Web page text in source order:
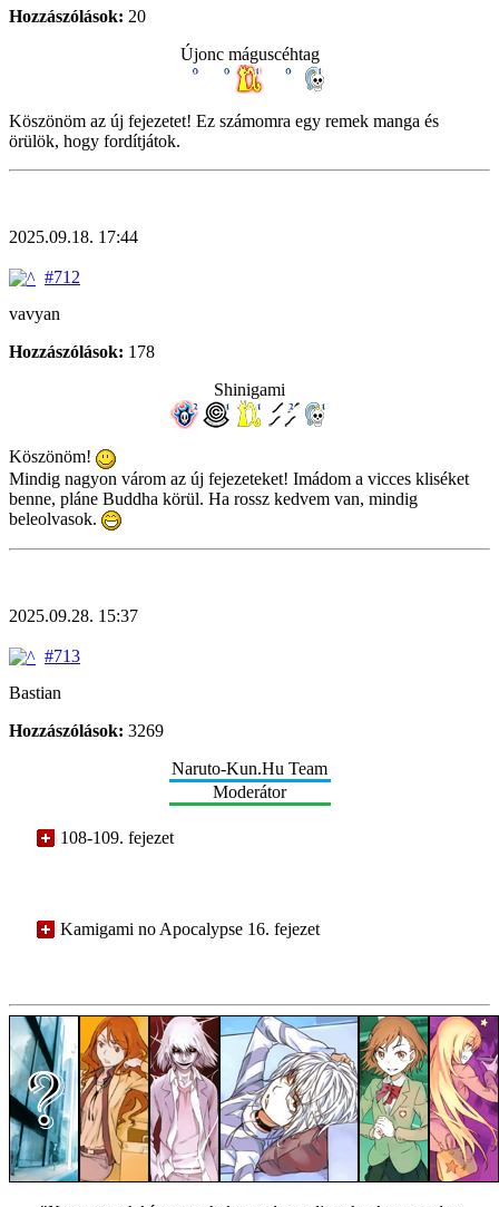
Hozzászólások: 20
Újonc máguscéhtag
Köszönöm az új fejezetet! Ez számomra egy remek manga és
örülök, hogy fordítjátok.
2025.09.18. 17:44
#712
vavyan
Hozzászólások: 178
Shinigami
Köszönöm!
Mindig nagyon várom az új fejezeteket! Imádom a vicces kliséket
benne, pláne Buddha körül. Ha rossz kedvem van, mindig
beleolvasok.
2025.09.28. 15:37
#713
Bastian
Hozzászólások: 3269
Naruto-Kun.Hu Team
Moderátor
108-109. fejezet
Kamigami no Apocalypse 16. fejezet